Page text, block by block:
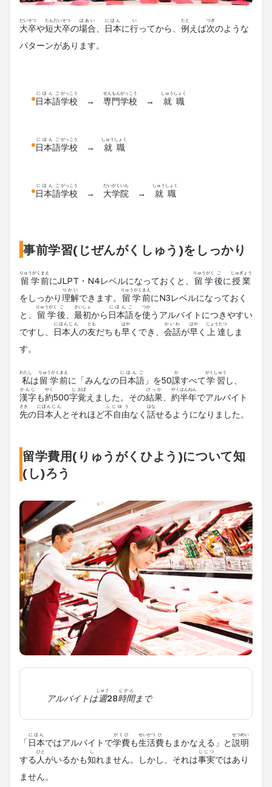
大卒
だいそつ
や短大卒
たんだいそつ
の場合
ばあい
日本
にほん
に行
い
ってから、 例
たと
えば次
つぎ
のような
パターンがあります。
日本語
にほんご
学校
がっこう
→ 専門
せんもん
学校
がっこう
→ 就職
しゅうしょく
日本語
にほんご
学校
がっこう
→ 就職
しゅうしょく
日本語
にほんご
学校
がっこう
→ 大学院
だいがくいん
→ 就職
しゅうしょく
事前学習(じぜんがくしゅう)をしっかり
留学
りゅうがく
前
まえ
にJLPT・N4レベルになっておくと、 留学
りゅうがく
後
ご
に授業
じゅぎょう
をしっかり理解
りかい
できます。 留学
りゅうがく
前
まえ
にN3レベルになっておく
と、
留学
りゅうがく
後
ご
最初
さいしょ
から 日本語
にほんご
を使
つか
う アルバイト につきやすい
ですし、
日本人
にほんじん
の友
とも
だちも早
はや
くでき、 会話
かいわ
が早
はや
く 上達
じょうたつ
しま
す。
私
わたし
は留学
りゅうがく
前
まえ
に「みんなの日本語
にほんご
」を50課
か
すべて学習
がくしゅう
し、
漢字
かんじ
も約
やく
500字
じ
覚
おぼ
えました。その結果
けっか
約
やく
半
はん
年
ねん
でアルバイ ト
先
さき
の日本人
にほんじん
とそれほど不自由
ふじゆう
なく 話
はな
せるようになりました。
留学費用(りゅうがくひよう)について知
(し)ろう
アルバイトは週
しゅう
28時間
じかん
まで
「日本
にほん
ではアルバイト で学費
がくひ
も生活
せいかつ
費
ひ
もまかなえる」と説明
せつめい
する 人
ひと
がいるかも知
し
れません。しかし、それは事実
じじつ
ではあり
ません。